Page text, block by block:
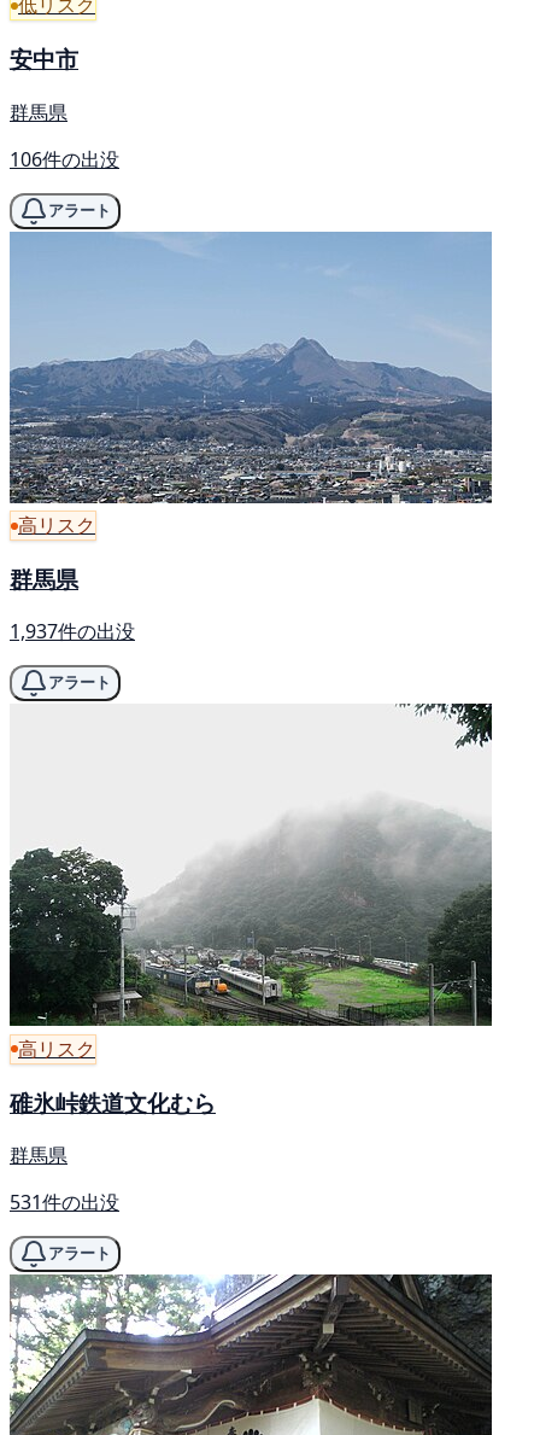
安中市
群馬県
106件の出没
アラート
高リスク
群馬県
1,937件の出没
アラート
高リスク
碓氷峠鉄道文化むら
群馬県
531件の出没
アラート